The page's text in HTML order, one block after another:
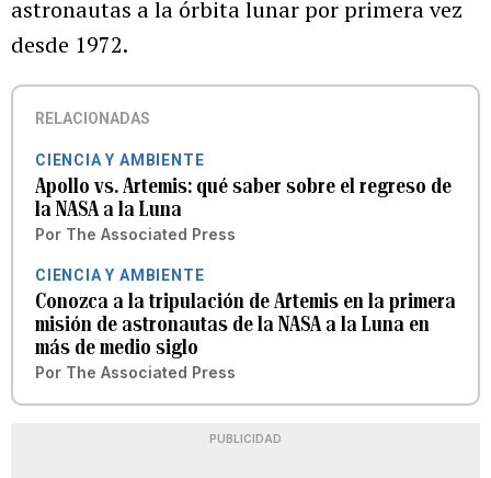
astronautas a la órbita lunar por primera vez
desde 1972.
RELACIONADAS
CIENCIA Y AMBIENTE
Apollo vs. Artemis: qué saber sobre el regreso de
la NASA a la Luna
Por The Associated Press
CIENCIA Y AMBIENTE
Conozca a la tripulación de Artemis en la primera
misión de astronautas de la NASA a la Luna en
más de medio siglo
Por The Associated Press
PUBLICIDAD